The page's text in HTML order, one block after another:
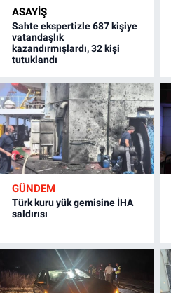
ASAYİŞ
Sahte ekspertizle 687 kişiye
vatandaşlık
kazandırmışlardı, 32 kişi
tutuklandı
GÜNDEM
Türk kuru yük gemisine İHA
saldırısı